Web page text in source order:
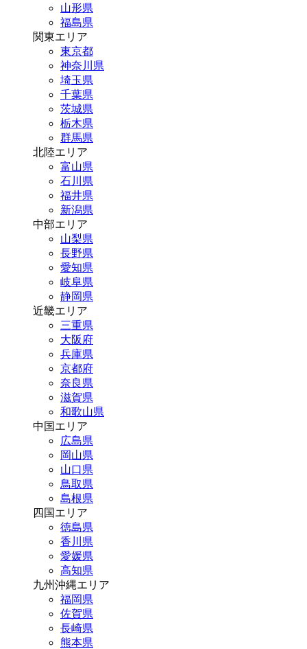
山形県
福島県
関東エリア
東京都
神奈川県
埼玉県
千葉県
茨城県
栃木県
群馬県
北陸エリア
富山県
石川県
福井県
新潟県
中部エリア
山梨県
長野県
愛知県
岐阜県
静岡県
近畿エリア
三重県
大阪府
兵庫県
京都府
奈良県
滋賀県
和歌山県
中国エリア
広島県
岡山県
山口県
鳥取県
島根県
四国エリア
徳島県
香川県
愛媛県
高知県
九州沖縄エリア
福岡県
佐賀県
長崎県
熊本県